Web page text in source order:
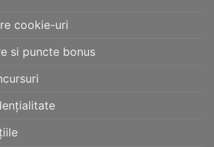
cookie-uri
si puncte bonus